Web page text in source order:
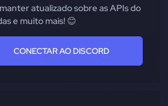
atualizado sobre as APIs do
e muito mais! 😊
CONECTAR AO DISCORD